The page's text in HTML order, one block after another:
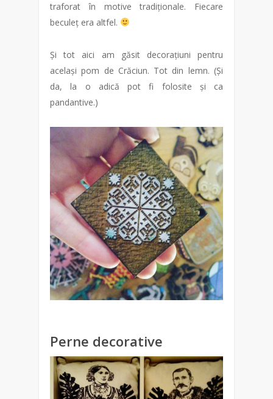
traforat în motive tradiționale. Fiecare
beculeț era altfel.
Și tot aici am găsit decorațiuni pentru
același pom de Crăciun. Tot din lemn. (Și
da, la o adică pot fi folosite și ca
pandantive.)
Perne decorative